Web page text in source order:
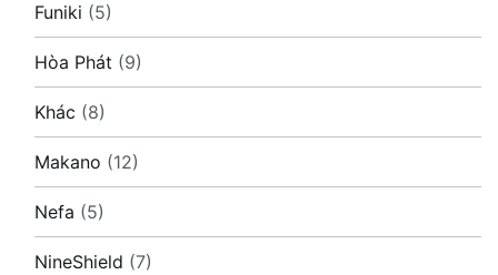
Funiki (5)
Hòa Phát (9)
Khác (8)
Makano (12)
Nefa (5)
NineShield (7)